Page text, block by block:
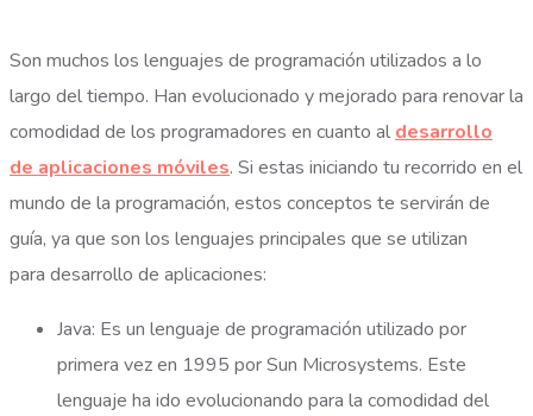
Son muchos los lenguajes de programación utilizados a lo
largo del tiempo. Han evolucionado y mejorado para renovar la
comodidad de los programadores en cuanto al desarrollo
de aplicaciones móviles. Si estas iniciando tu recorrido en el
mundo de la programación, estos conceptos te servirán de
guía, ya que son los lenguajes principales que se utilizan
para desarrollo de aplicaciones:
Java: Es un lenguaje de programación utilizado por
primera vez en 1995 por Sun Microsystems. Este
lenguaje ha ido evolucionando para la comodidad del